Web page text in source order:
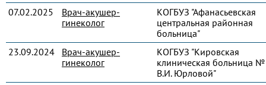
07.02.2025
Врач-акушер-
гинеколог
КОГБУЗ "Афанасьевская
центральная районная
больница"
23.09.2024
Врач-акушер-
гинеколог
КОГБУЗ "Кировская
клиническая больница
В.И. Юрловой"